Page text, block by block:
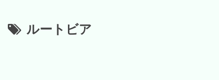
ルートビア